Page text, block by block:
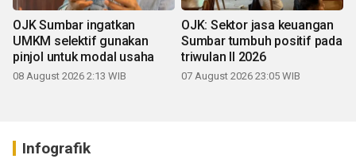
OJK Sumbar ingatkan
UMKM selektif gunakan
pinjol untuk modal usaha
08 August 2026 2:13 WIB
OJK: Sektor jasa keuangan
Sumbar tumbuh positif pada
triwulan II 2026
07 August 2026 23:05 WIB
Infografik